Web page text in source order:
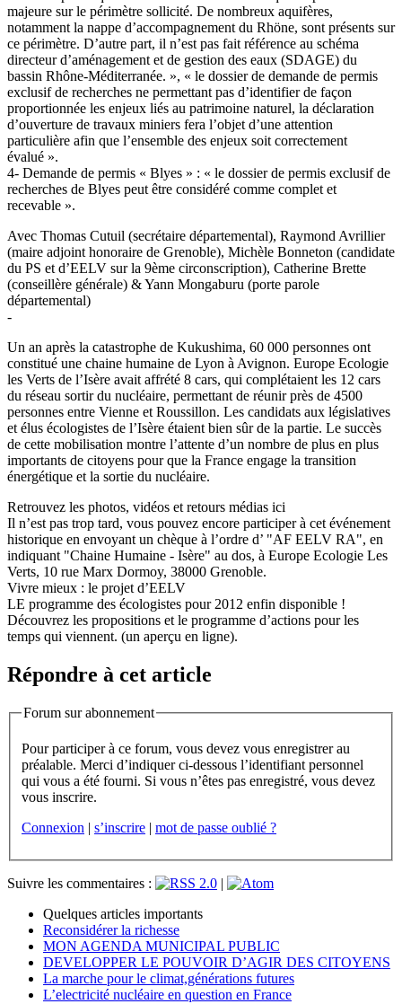
majeure sur le périmètre sollicité. De nombreux aquifères,
notamment la nappe d’accompagnement du Rhöne, sont présents sur
ce périmètre. D’autre part, il n’est pas fait référence au schéma
directeur d’aménagement et de gestion des eaux (SDAGE) du
bassin Rhône-Méditerranée. », « le dossier de demande de permis
exclusif de recherches ne permettant pas d’identifier de façon
proportionnée les enjeux liés au patrimoine naturel, la déclaration
d’ouverture de travaux miniers fera l’objet d’une attention
particulière afin que l’ensemble des enjeux soit correctement
évalué ».
4- Demande de permis « Blyes » : « le dossier de permis exclusif de
recherches de Blyes peut être considéré comme complet et
recevable ».
Avec Thomas Cutuil (secrétaire départemental), Raymond Avrillier
(maire adjoint honoraire de Grenoble), Michèle Bonneton (candidate
du PS et d’EELV sur la 9ème circonscription), Catherine Brette
(conseillère générale) & Yann Mongaburu (porte parole
départemental)
-
Un an après la catastrophe de Kukushima, 60 000 personnes ont
constitué une chaine humaine de Lyon à Avignon. Europe Ecologie
les Verts de l’Isère avait affrété 8 cars, qui complétaient les 12 cars
du réseau sortir du nucléaire, permettant de réunir près de 4500
personnes entre Vienne et Roussillon. Les candidats aux législatives
et élus écologistes de l’Isère étaient bien sûr de la partie. Le succès
de cette mobilisation montre l’attente d’un nombre de plus en plus
importants de citoyens pour que la France engage la transition
énergétique et la sortie du nucléaire.
Retrouvez les photos, vidéos et retours médias ici
Il n’est pas trop tard, vous pouvez encore participer à cet événement
historique en envoyant un chèque à l’ordre d’ "AF EELV RA", en
indiquant "Chaine Humaine - Isère" au dos, à Europe Ecologie Les
Verts, 10 rue Marx Dormoy, 38000 Grenoble.
Vivre mieux : le projet d’EELV
LE programme des écologistes pour 2012 enfin disponible !
Découvrez les propositions et le programme d’actions pour les
temps qui viennent. (un aperçu en ligne).
Répondre à cet article
Forum sur abonnement
Pour participer à ce forum, vous devez vous enregistrer au
préalable. Merci d’indiquer ci-dessous l’identifiant personnel
qui vous a été fourni. Si vous n’êtes pas enregistré, vous devez
vous inscrire.
Connexion | s’inscrire | mot de passe oublié ?
Suivre les commentaires :
|
Quelques articles importants
Reconsidérer la richesse
MON AGENDA MUNICIPAL PUBLIC
DEVELOPPER LE POUVOIR D’AGIR DES CITOYENS
La marche pour le climat,générations futures
L’electricité nucléaire en question en France